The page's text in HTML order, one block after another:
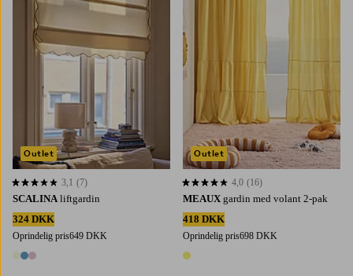
SCALINA liftgardin
324 DKK
Oprindelig pris649 DKK
3 farver
3,1 baseret på 7 bedømmelser
3,1 (7)
Outlet
MEAUX gardin med volant 2-pak
418 DKK
Oprindelig pris698 DKK
1 farve
4,0 baseret på 16 bedømmelser
4,0 (16)
Outlet